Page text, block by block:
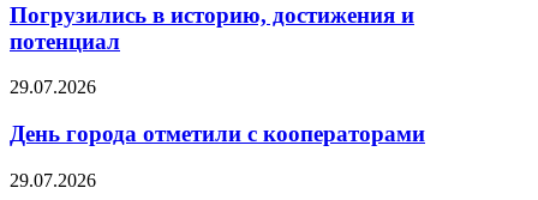
Погрузились в историю, достижения и
потенциал
29.07.2026
День города отметили с кооператорами
29.07.2026